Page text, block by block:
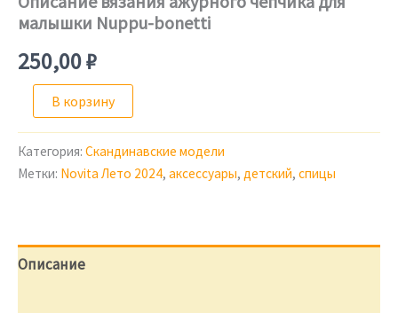
малышки Nuppu-bonetti
250,00₽
Количество
товара
вязания
ажурного
чепчика
bonetti
В корзину
Категория: Скандинавские модели
Метки: Novita Лето 2024, аксессуары, детский, спицы
Описание